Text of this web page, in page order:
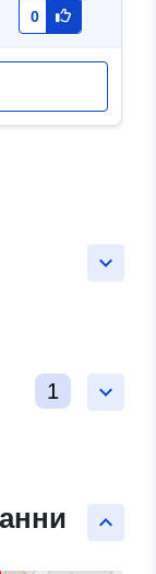
0
keyboard_arrow_down
keyboard_arrow_down
1
keyboard_arrow_up